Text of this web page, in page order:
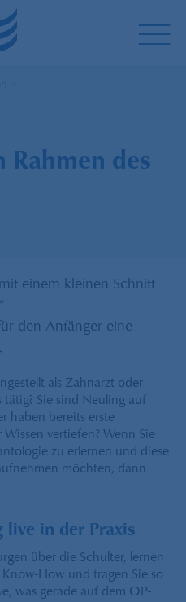
des
einem kleinen Schnitt
den Anfänger eine
als Zahnarzt oder
tätig? Sie sind Neuling auf
haben bereits erste
vertiefen? Wenn Sie
zu erlernen und diese
möchten, dann
live in der Praxis
über die Schulter, lernen
How und fragen Sie so
was gerade auf dem OP-